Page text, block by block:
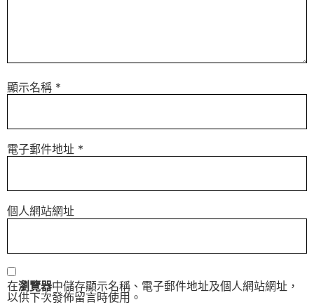
顯示名稱 *
電子郵件地址 *
個人網站網址
在瀏覽器中儲存顯示名稱、電子郵件地址及個人網站網址，
以供下次發佈留言時使用。